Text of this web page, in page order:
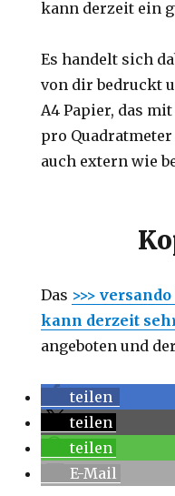
kann derzeit ein
Es handelt sich
von dir bedruckt
A4 Papier, das
pro
auch extern wie
Das >>>
kann derzeit
angeboten und
teilen
teilen
teilen
E-Mail